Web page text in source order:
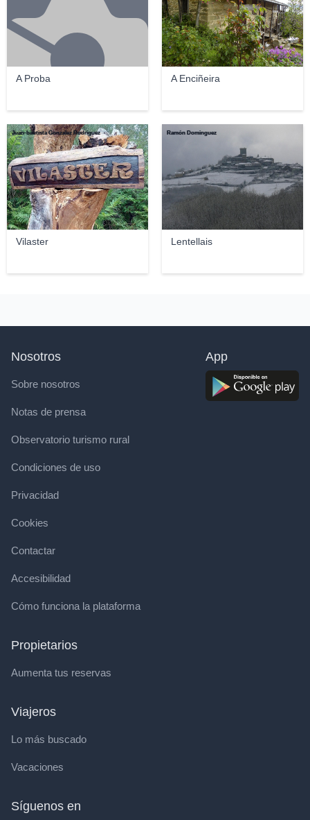
A Proba A Enciñeira
Vilaster
Juan-bautista Gonzalez Rodriguez
Lentellais
Ramón Dominguez
Nosotros
Sobre nosotros
Notas de prensa
Observatorio turismo rural
Condiciones de uso
Privacidad
Cookies
Contactar
Accesibilidad
Cómo funciona la plataforma
Propietarios
Aumenta tus reservas
Viajeros
Lo más buscado
Vacaciones
App
Síguenos en